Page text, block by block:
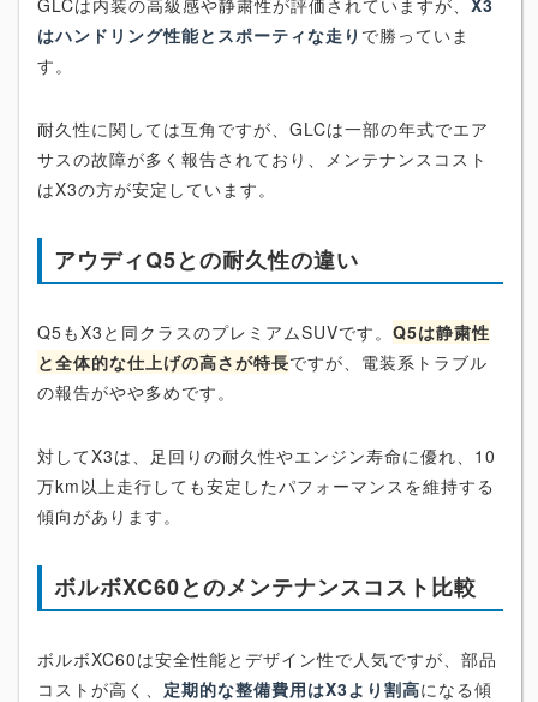
はハンドリング性能とスポーティな走り で勝っていま
す。
耐久性に関しては互角ですが、GLCは一部の年式でエア
サスの故障が多く報告されており、メンテナンスコスト
はX3の方が安定しています。
アウディQ5との耐久性の違い
Q5もX3と同クラスのプレミアムSUVです。 Q5は静粛性
と全体的な仕上げの高さが特長ですが、電装系トラブル
の報告がやや多めです。
対してX3は、足回りの耐久性やエンジン寿命に優れ、10
万km以上走行しても安定したパフォーマンスを維持する
傾向があります。
ボルボXC60とのメンテナンスコスト比較
ボルボXC60は安全性能とデザイン性で人気ですが、部品
コストが高く、 定期的な整備費用はX3より割高になる傾